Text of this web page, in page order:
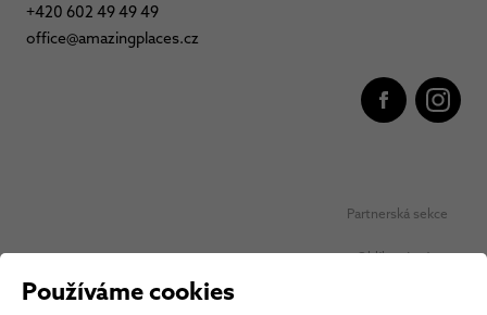
+420 602 49 49 49
office@amazingplaces.cz
Partnerská sekce
Oblíbená místa
Používáme cookies